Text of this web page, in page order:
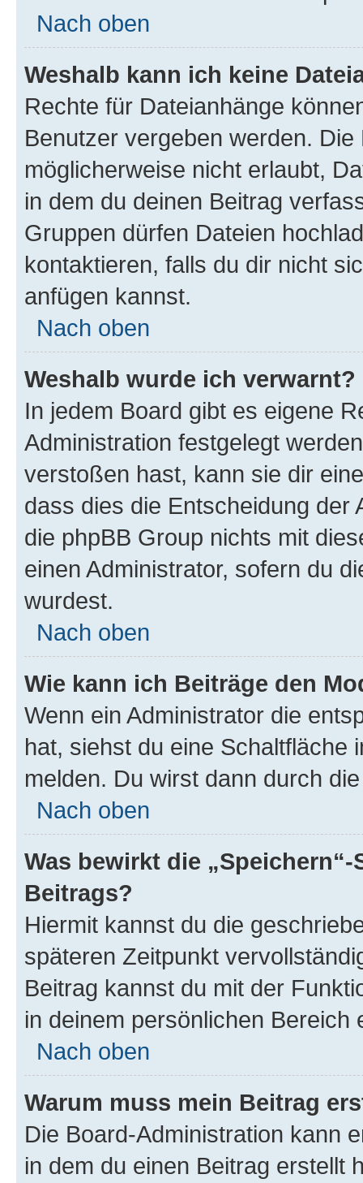
Nach oben
Weshalb kann ich keine
Rechte für Dateianhänge
Benutzer vergeben werden.
möglicherweise nicht erlaubt,
in dem du deinen Beitrag
Gruppen dürfen Dateien
kontaktieren, falls du dir nicht
anfügen kannst.
Nach oben
Weshalb wurde ich verwarnt?
In jedem Board gibt es eigene
Administration festgelegt
verstoßen hast, kann sie dir
dass dies die Entscheidung der
die phpBB Group nichts mit
einen Administrator, sofern du
wurdest.
Nach oben
Wie kann ich Beiträge den
Wenn ein Administrator die
hat, siehst du eine Schaltfläche
melden. Du wirst dann durch
Nach oben
Was bewirkt die
Beitrags?
Hiermit kannst du die
späteren Zeitpunkt
Beitrag kannst du mit der
in deinem persönlichen Bereich
Nach oben
Warum muss mein Beitrag
Die Board-Administration kann
in dem du einen Beitrag erstellt